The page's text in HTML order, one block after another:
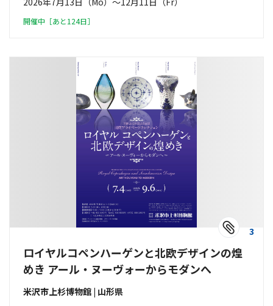
開催中［あと124日］
3
ロイヤルコペンハーゲンと北欧デザインの煌
めき アール・ヌーヴォーからモダンへ
米沢市上杉博物館 | 山形県